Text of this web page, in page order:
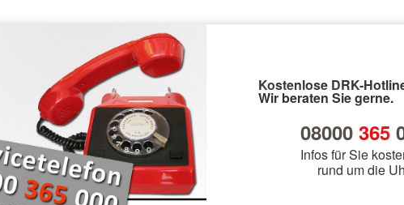
Kostenlose DRK-
Wir beraten Sie gerne.
08000 365
Infos für Sie
rund um die